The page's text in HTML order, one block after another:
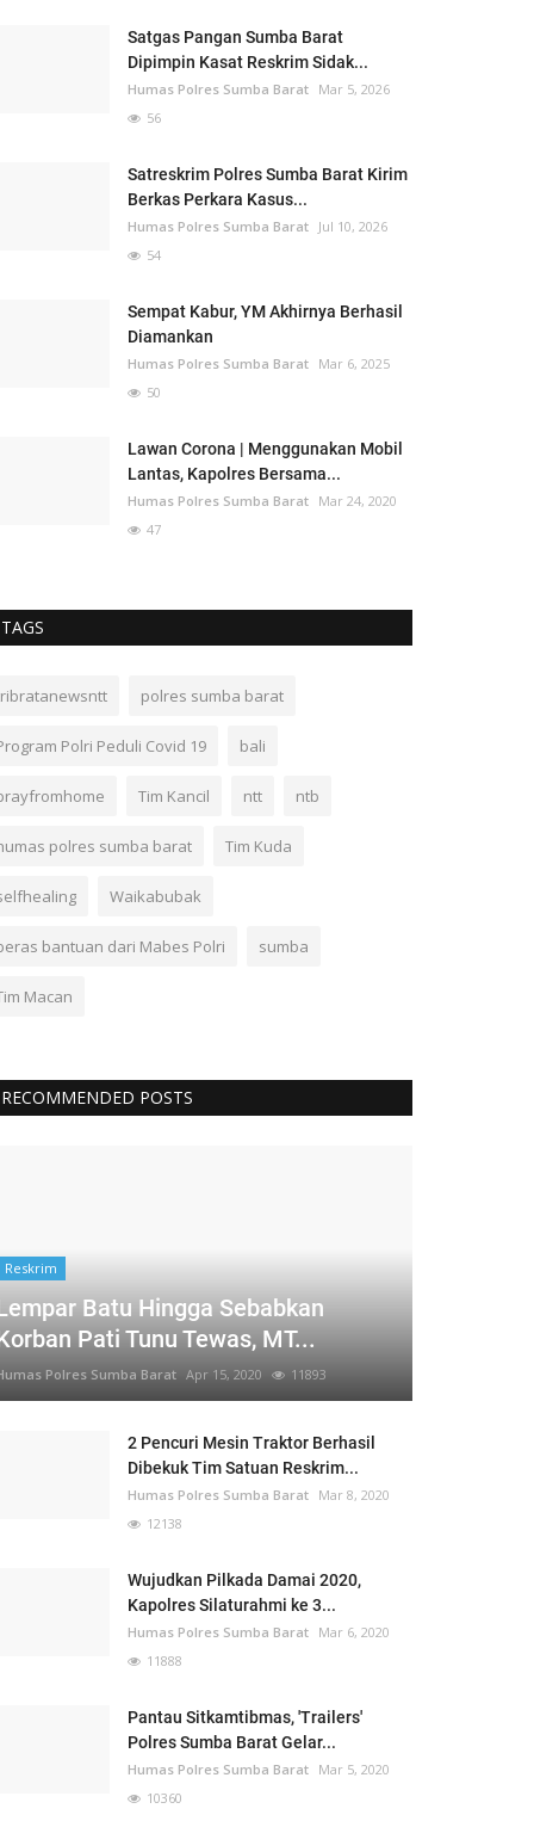
Satgas Pangan Sumba Barat
Dipimpin Kasat Reskrim Sidak...
Humas Polres Sumba Barat Mar 5, 2026
56
Satreskrim Polres Sumba Barat Kirim
Berkas Perkara Kasus...
Humas Polres Sumba Barat Jul 10, 2026
54
Sempat Kabur, YM Akhirnya Berhasil
Diamankan
Humas Polres Sumba Barat Mar 6, 2025
50
Lawan Corona | Menggunakan Mobil
Lantas, Kapolres Bersama...
Humas Polres Sumba Barat Mar 24, 2020
47
TAGS
polres sumba barat
Polri Peduli Covid 19 bali
Tim Kancil ntt ntb
polres sumba barat Tim Kuda
Waikabubak
bantuan dari Mabes Polri sumba
Macan
RECOMMENDED POSTS
Reskrim
Batu Hingga Sebabkan
Pati Tunu Tewas, MT...
Polres Sumba Barat Apr 15, 2020 11893
2 Pencuri Mesin Traktor Berhasil
Dibekuk Tim Satuan Reskrim...
Humas Polres Sumba Barat Mar 8, 2020
12138
Wujudkan Pilkada Damai 2020,
Kapolres Silaturahmi ke 3...
Humas Polres Sumba Barat Mar 6, 2020
11888
Pantau Sitkamtibmas, 'Trailers'
Polres Sumba Barat Gelar...
Humas Polres Sumba Barat Mar 5, 2020
10360